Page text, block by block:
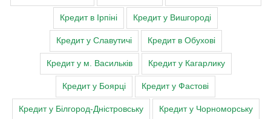
Кредит в Ірпіні Кредит у Вишгороді
Кредит у Славутичі Кредит в Обухові
Кредит у м. Васильків Кредит у Кагарлику
Кредит у Боярці Кредит у Фастові
Кредит у Білгород-Дністровську Кредит у Чорноморську